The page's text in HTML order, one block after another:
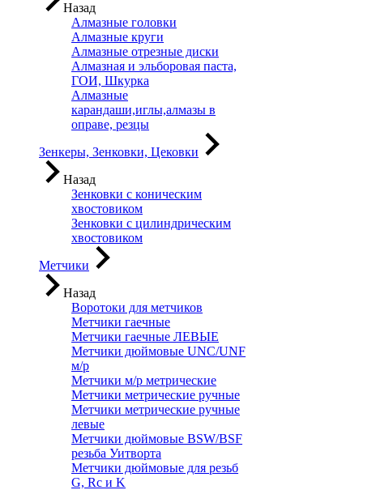
Назад
Алмазные головки
Алмазные круги
Алмазные отрезные диски
Алмазная и эльборовая паста,
ГОИ, Шкурка
Алмазные
карандаши,иглы,алмазы в
оправе, резцы
Зенкеры, Зенковки, Цековки
Назад
Зенковки с коническим
хвостовиком
Зенковки с цилиндрическим
хвостовиком
Метчики
Назад
Воротоки для метчиков
Метчики гаечные
Метчики гаечные ЛЕВЫЕ
Метчики дюймовые UNC/UNF
м/р
Метчики м/р метрические
Метчики метрические ручные
Метчики метрические ручные
левые
Метчики дюймовые BSW/BSF
резьба Уитворта
Метчики дюймовые для резьб
G, Rc и K